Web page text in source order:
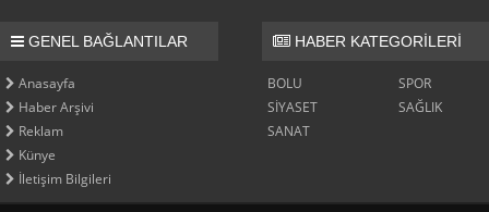
GENEL BAĞLANTILAR
Anasayfa
Haber Arşivi
Reklam
Künye
İletişim Bilgileri
HABER KATEGORİLERİ
BOLU
SPOR
SİYASET
SAĞLIK
SANAT